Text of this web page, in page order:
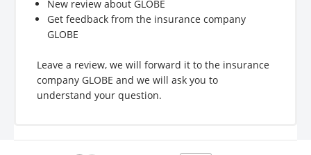
New review about GLOBE
Get feedback from the insurance company
GLOBE
Leave a review, we will forward it to the insurance
company GLOBE and we will ask you to
understand your question.